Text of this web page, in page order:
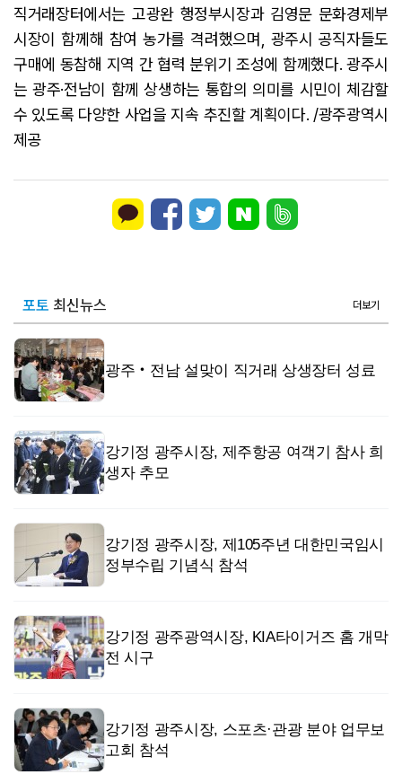
직거래장터에서는 고광완 행정부시장과 김영문 문화경제부
시장이 함께해 참여 농가를 격려했으며, 광주시 공직자들도
구매에 동참해 지역 간 협력 분위기 조성에 함께했다. 광주시
는 광주·전남이 함께 상생하는 통합의 의미를 시민이 체감할
수 있도록 다양한 사업을 지속 추진할 계획이다. /광주광역시
제공
포토 최신뉴스 더보기
광주‧전남 설맞이 직거래 상생장터 성료
강기정 광주시장, 제주항공 여객기 참사 희
생자 추모
강기정 광주시장, 제105주년 대한민국임시
정부수립 기념식 참석
강기정 광주광역시장, KIA타이거즈 홈 개막
전 시구
강기정 광주시장, 스포츠·관광 분야 업무보
고회 참석